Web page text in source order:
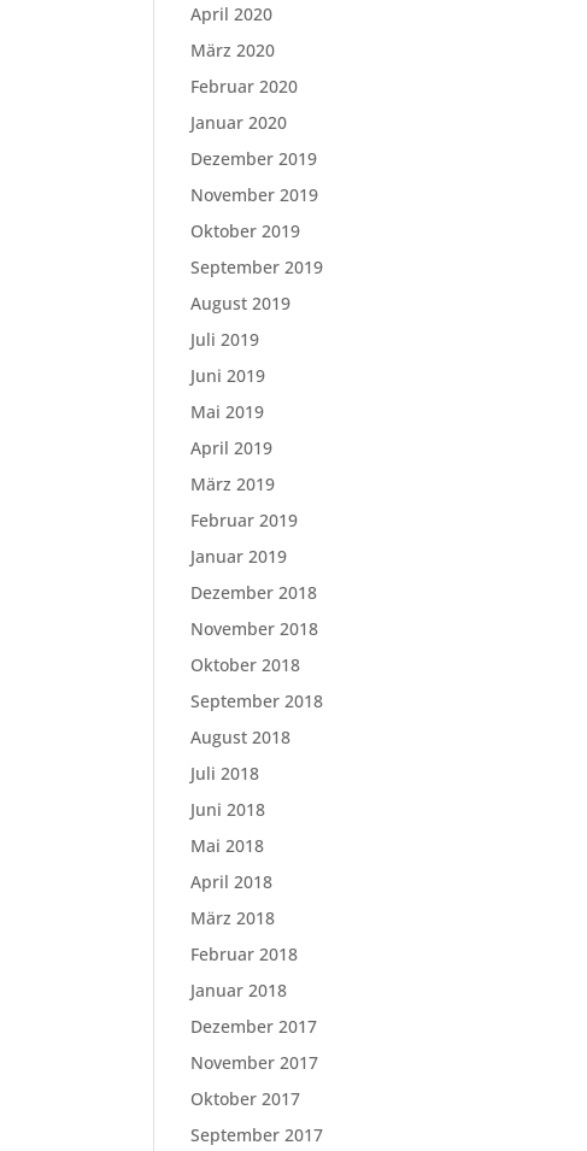
April 2020
März 2020
Februar 2020
Januar 2020
Dezember 2019
November 2019
Oktober 2019
September 2019
August 2019
Juli 2019
Juni 2019
Mai 2019
April 2019
März 2019
Februar 2019
Januar 2019
Dezember 2018
November 2018
Oktober 2018
September 2018
August 2018
Juli 2018
Juni 2018
Mai 2018
April 2018
März 2018
Februar 2018
Januar 2018
Dezember 2017
November 2017
Oktober 2017
September 2017